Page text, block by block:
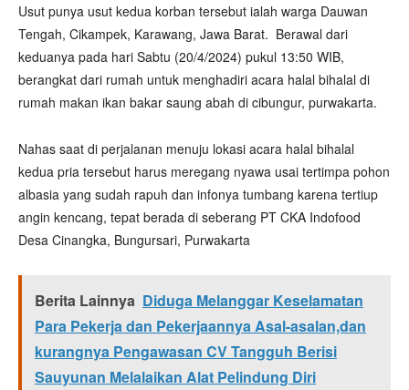
Usut punya usut kedua korban tersebut ialah warga Dauwan
Tengah, Cikampek, Karawang, Jawa Barat. Berawal dari
keduanya pada hari Sabtu (20/4/2024) pukul 13:50 WIB,
berangkat dari rumah untuk menghadiri acara halal bihalal di
rumah makan ikan bakar saung abah di cibungur, purwakarta.
Nahas saat di perjalanan menuju lokasi acara halal bihalal
kedua pria tersebut harus meregang nyawa usai tertimpa pohon
albasia yang sudah rapuh dan infonya tumbang karena tertiup
angin kencang, tepat berada di seberang PT CKA Indofood
Desa Cinangka, Bungursari, Purwakarta
Berita Lainnya Diduga Melanggar Keselamatan
Para Pekerja dan Pekerjaannya Asal-asalan,dan
kurangnya Pengawasan CV Tangguh Berisi
Sauyunan Melalaikan Alat Pelindung Diri